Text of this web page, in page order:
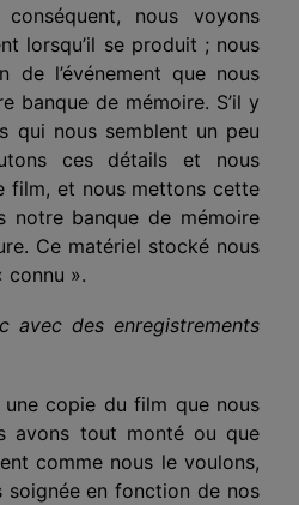
conséquent, nous voyons
lorsqu’il se produit ; nous
de l’événement que nous
banque de mémoire. S’il y
qui nous semblent un peu
ces détails et nous
film, et nous mettons cette
notre banque de mémoire
Ce matériel stocké nous
connu ».
avec des enregistrements
copie du film que nous
avons tout monté ou que
comme nous le voulons,
soignée en fonction de nos